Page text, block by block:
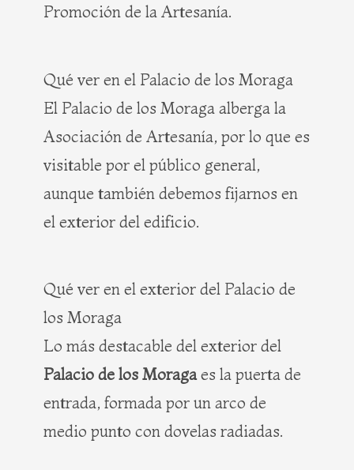
Promoción de la Artesanía.
Qué ver en el Palacio de los Moraga
El Palacio de los Moraga alberga la
Asociación de Artesanía, por lo que es
visitable por el público general,
aunque también debemos fijarnos en
el exterior del edificio.
Qué ver en el exterior del Palacio de
los Moraga
Lo más destacable del exterior del
Palacio de los Moragaes la puerta de
entrada, formada por un arco de
medio punto con dovelas radiadas.